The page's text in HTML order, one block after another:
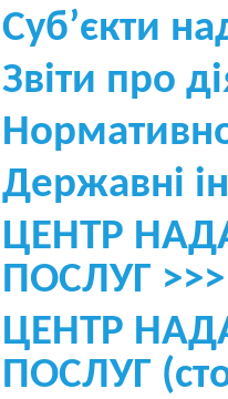
Суб’єкти
Звіти про
Державні
ЦЕНТР
ПОСЛУГ >>>
ЦЕНТР
ПОСЛУГ